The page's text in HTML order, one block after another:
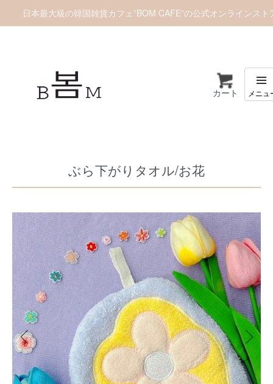
日本最大級の韓国雑貨カフェ”BOM CAFE”の公式オンラインスト
カート
ぶら下がりタオル/お花